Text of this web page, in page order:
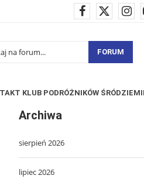
FORUM
KLUB PODRÓŻNIKÓW
Archiwa
sierpień 2026
lipiec 2026